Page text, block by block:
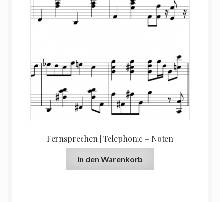
Fernsprechen | Telephonic – Noten
In den Warenkorb